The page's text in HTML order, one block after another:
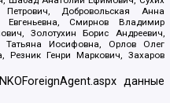
Добровольская Анна
Евгеньевна, Смирнов Владимир
Золотухин Борис Андреевич,
Иосифовна, Орлов Олег
Резник Генри Маркович, Захаров
данные